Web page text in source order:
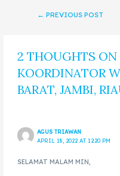
← PREVIOUS POST
2 THOUGHTS ON
KOORDINATOR
BARAT, JAMBI,
AGUS TRIAWAN
APRIL 18, 2022 AT 12:20 PM
SELAMAT MALAM MIN,